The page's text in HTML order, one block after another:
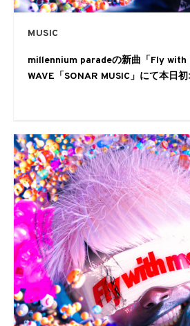
MUSIC
millennium paradeの新曲「Fly with
WAVE「SONAR MUSIC」にて本日